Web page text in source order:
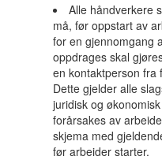
Alle håndverkere
må, før oppstart av
for en gjennomgang
oppdrages skal
en kontaktperson fra
Dette gjelder alle
juridisk og
forårsakes av
skjema med
før arbeider starter.